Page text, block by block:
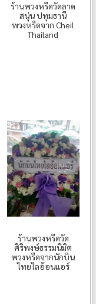
ร้านพวงหรีดวัดลาด
สนุ่น ปทุมธานี
พวงหรีดจาก Cheil
Thailand
ร้านพวงหรีดวัด
ศิริพงษ์ธรรมนิมิต
พวงหรีดจากนักบิน
ไทยไลอ้อนแอร์